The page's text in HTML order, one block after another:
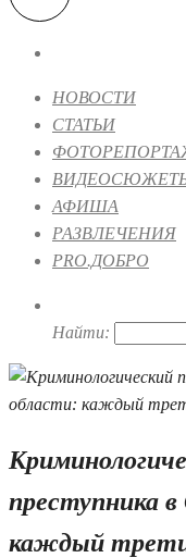
НОВОСТИ
СТАТЬИ
АФИША
РАЗВЛЕЧЕНИЯ
PRO.ДОБРО
Найти:
преступника
каждый